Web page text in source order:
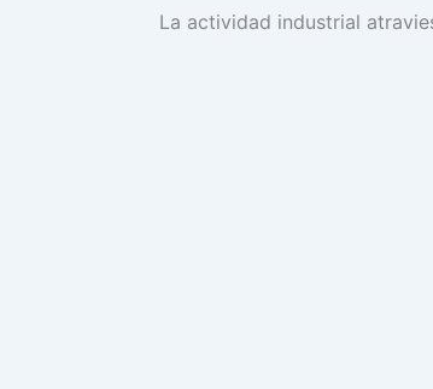
La actividad industrial